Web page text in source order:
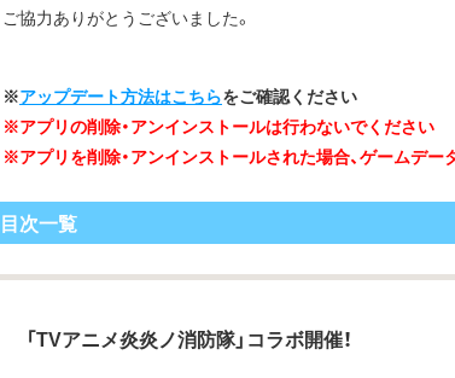
ご協力ありがとうございました。
※アップデート方法はこちらをご確認ください
※アプリの削除・アンインストールは行わないでください
※アプリを削除・アンインストールされた場合、ゲームデー
目次一覧
「TVアニメ炎炎ノ消防隊」コラボ開催！